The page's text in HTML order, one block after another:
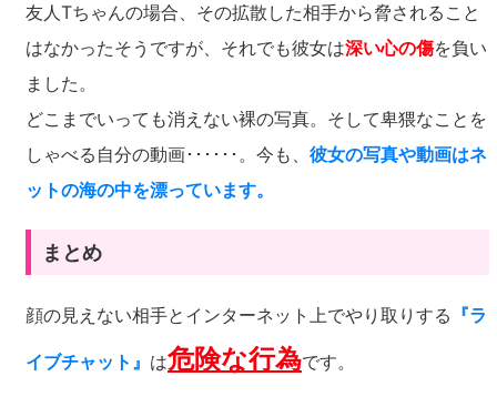
友人Tちゃんの場合、その拡散した相手から脅されること
はなかったそうですが、それでも彼女は深い心の傷を負い
ました。
どこまでいっても消えない裸の写真。そして卑猥なことを
しゃべる自分の動画･･････。今も、 彼女の写真や動画はネ
ットの海の中を漂っています。
まとめ
顔の見えない相手とインターネット上でやり取りする 『ラ
イブチャット』 は危険な行為です。